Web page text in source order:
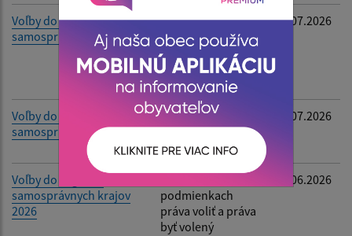
Voľby do orgánov
samosprávy obcí
Oznámenie o
utvorení
volebných
obvodov a určení
počtu poslancov
02.07.2026
Voľby do orgánov
samosprávy obcí 2026
Oznámenie o
určení počtu
obyvateľov
02.07.2026
Voľby do orgánov
samosprávnych krajov
2026
podmienkach
práva voliť a práva
byť volený
24.06.2026